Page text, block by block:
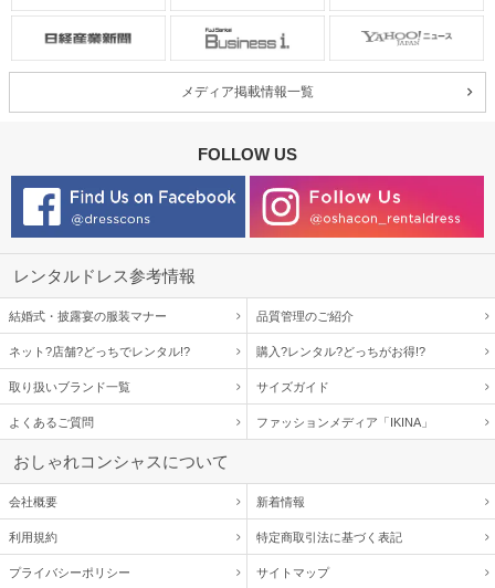
メディア掲載情報一覧
FOLLOW US
レンタルドレス参考情報
結婚式・披露宴の服装マナー 品質管理のご紹介
ネット?店舗?どっちでレンタル!? 購入?レンタル?どっちがお得!?
取り扱いブランド一覧 サイズガイド
よくあるご質問 ファッションメディア「IKINA」
おしゃれコンシャスについて
会社概要 新着情報
利用規約 特定商取引法に基づく表記
プライバシーポリシー サイトマップ